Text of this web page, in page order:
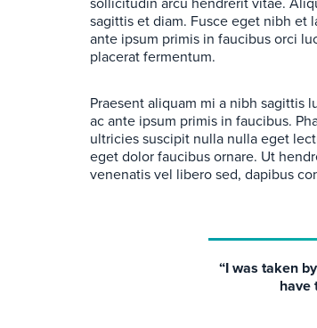
sagittis et diam. Fusce eget nibh et
ante ipsum primis in faucibus orci
placerat fermentum.
Praesent aliquam mi a nibh sagittis
ac ante ipsum primis in faucibus.
ultricies suscipit nulla nulla eget
eget dolor faucibus ornare. Ut
venenatis vel libero sed, dapibus
“I was taken
have